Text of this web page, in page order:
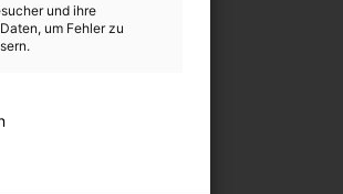
und ihre
um Fehler zu